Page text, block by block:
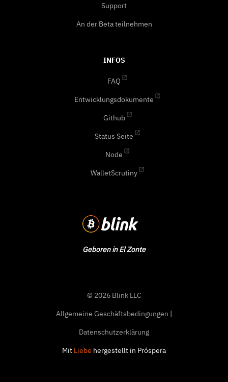
Geboren in El Zonte
Support
An der Beta teilnehmen
INFOS
FAQ
Entwicklungsdokumente
Github
Status Seite
Node
WalletScrutiny
© 2026 Blink LLC
Allgemeine Geschäftsbedingungen |
Datenschutzerklärung
Mit Liebe hergestellt in Próspera